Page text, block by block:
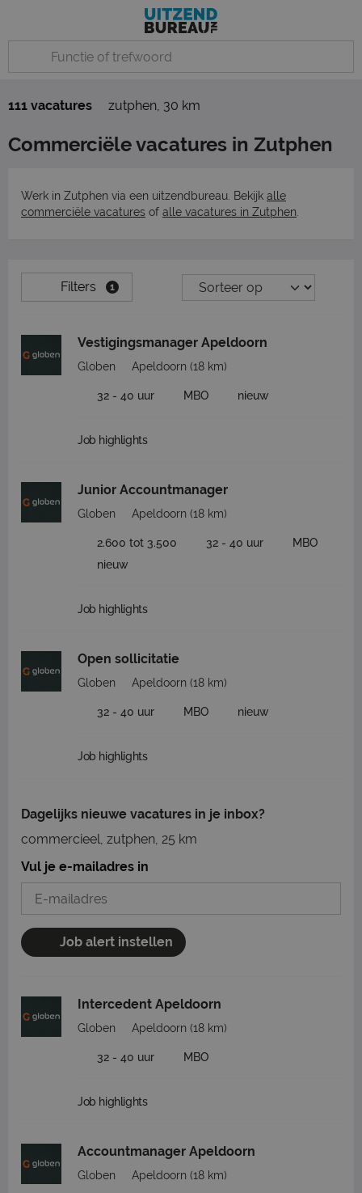
111 vacatures zutphen, 30 km
Commerciële vacatures in Zutphen
Werk in Zutphen via een uitzendbureau. Bekijk alle
commerciële vacatures of alle vacatures in Zutphen
Filters 1
Vestigingsmanager Apeldoorn
Globen Apeldoorn (18 km)
32 - 40 uur MBO nieuw
Job highlights
Junior Accountmanager
Globen Apeldoorn (18 km)
2.600 tot 3.500 32 - 40 uur
MBO
nieuw
Job highlights
Open sollicitatie
Globen Apeldoorn (18 km)
32 - 40 uur MBO nieuw
Job highlights
Dagelijks nieuwe vacatures in je inbox?
commercieel, zutphen, 25 km
Vul je e-mailadres in
Job alert instellen
Intercedent Apeldoorn
Globen Apeldoorn (18 km)
32 - 40 uur MBO
Job highlights
Accountmanager Apeldoorn
Globen Apeldoorn (18 km)